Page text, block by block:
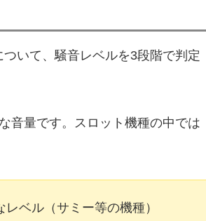
いて、騒音レベルを3段階で判定
音量です。スロット機種の中では
ベル（サミー等の機種）